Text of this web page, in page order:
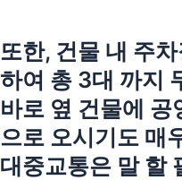
또한, 건물 내 주
하여 총 3대 까지
바로 옆 건물에
으로 오시기도 매
대중교통은 말 할